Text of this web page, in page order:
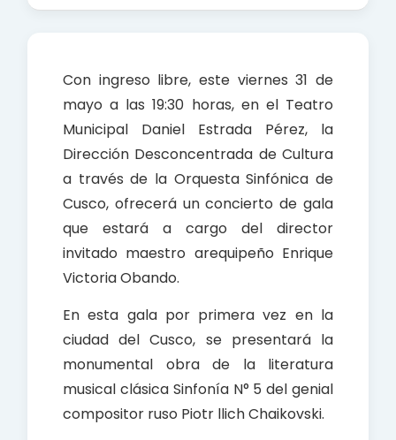
o
k
s
p
p
Con ingreso libre, este viernes 31 de
mayo a las 19:30 horas, en el Teatro
Municipal Daniel Estrada Pérez, la
Dirección Desconcentrada de Cultura
a través de la Orquesta Sinfónica de
Cusco, ofrecerá un concierto de gala
que estará a cargo del director
invitado maestro arequipeño Enrique
Victoria Obando.
En esta gala por primera vez en la
ciudad del Cusco, se presentará la
monumental obra de la literatura
musical clásica Sinfonía N° 5 del genial
compositor ruso Piotr llich Chaikovski.